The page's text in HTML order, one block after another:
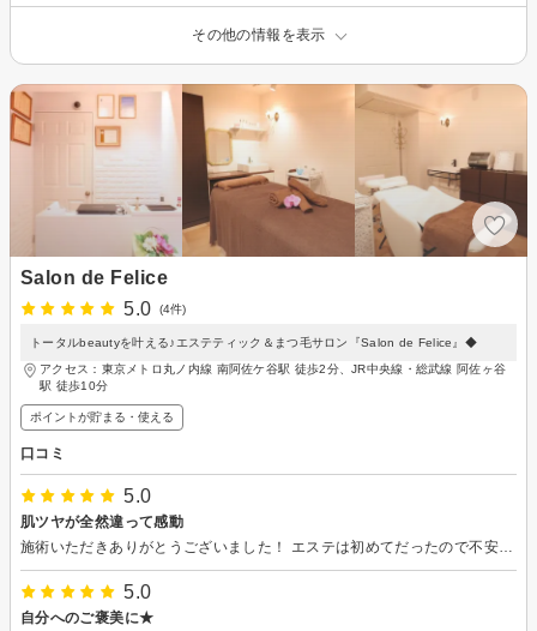
その他の情報を表示
Salon de Felice
5.0
(4件)
トータルbeautyを叶える♪エステティック＆まつ毛サロン『Salon de Felice』◆
アクセス：東京メトロ丸ノ内線 南阿佐ケ谷駅 徒歩2分、JR中央線・総武線 阿佐ヶ谷
駅 徒歩10分
ポイントが貯まる・使える
口コミ
5.0
肌ツヤが全然違って感動
施術いただきありがとうございました！ エステは初めてだったので不安もありつつだったのですが、わかりやすい説明・安心できる接客・空間で、とてもリラックスした状態で施術していただけました。 スタッフさんの優しく温かい人柄に癒されましたし、何よりもお肌のビフォーアフターが自分でもわかるくらいハリツヤ実感でき感動しました。 自信を持って、家族友人に紹介したいお店です！
5.0
自分へのご褒美に★